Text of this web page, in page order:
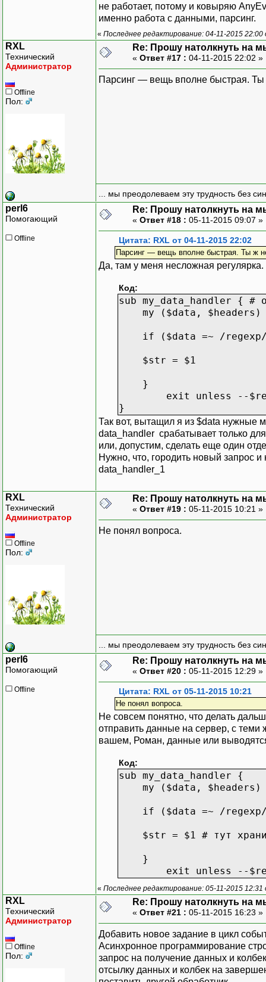
$response = $ua->get
if (regexp) {
sleep(int(rand(
$ua ->get($regexp
$_->join;
forthreads->list;
submain{
while
( 1) {
goGet;
}
не работает, потому и ковыряю
именно работа с данными, парсинг.
« Последнее редактирование: 04-11-2015 22:00
RXL
Технический
Администратор
Offline
Пол:
Re: Прошу натолкнуть на
« Ответ #17 : 04-11-2015 22:02 »
Парсинг — вещь вполне быстрая. Ты
... мы преодолеваем эту трудность без
perl6
Помогающий
Offline
Re: Прошу натолкнуть на
« Ответ #18 : 05-11-2015 09:07 »
Цитата: RXL от 04-11-2015 22:02
Парсинг — вещь вполне быстрая. Ты ж
Да, там у меня несложная
Код:
sub my_data_handler { #
my ($data, $headers)
if ($data =~ /
$str = $1
}
exit unless --
}
Так вот, вытащил я из $data нужные
data_handler срабатывает только
или, допустим, сделать еще один
Нужно, что, городить новый запрос
data_handler_1
RXL
Технический
Администратор
Offline
Пол:
Re: Прошу натолкнуть на
« Ответ #19 : 05-11-2015 10:21 »
Не понял вопроса.
... мы преодолеваем эту трудность без
perl6
Помогающий
Offline
Re: Прошу натолкнуть на
« Ответ #20 : 05-11-2015 12:29 »
Цитата: RXL от 05-11-2015 10:21
Не понял вопроса.
Не совсем понятно, что делать
отправить данные на сервер, с теми
вашем, Роман, данные или
Код:
sub my_data_handler {
my ($data, $headers)
if ($data =~ /
$str = $1 # тут храним
}
exit unless --
« Последнее редактирование: 05-11-2015
RXL
Технический
Администратор
Offline
Пол:
Re: Прошу натолкнуть на
« Ответ #21 : 05-11-2015 16:23 »
Добавить новое задание в цикл
Асинхронное программирование
запрос на получение данных и
отсылку данных и колбек на